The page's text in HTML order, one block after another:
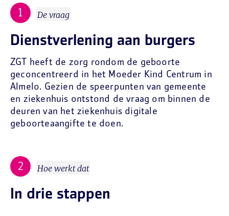
De vraag
Dienstverlening aan burgers
ZGT heeft de zorg rondom de geboorte
geconcentreerd in het Moeder Kind Centrum in
Almelo. Gezien de speerpunten van gemeente
en ziekenhuis ontstond de vraag om binnen de
deuren van het ziekenhuis digitale
geboorteaangifte te doen.
Hoe werkt dat
In drie stappen